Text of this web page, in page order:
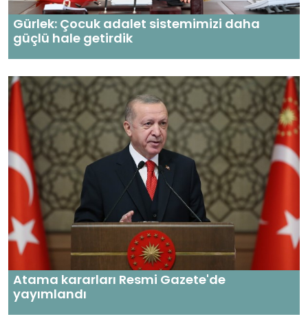
Gürlek: Çocuk adalet sistemimizi daha
güçlü hale getirdik
Atama kararları Resmi Gazete'de
yayımlandı